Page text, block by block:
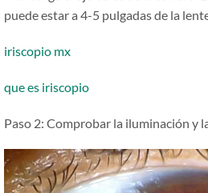
puede estar a 4-5 pulgadas de la
iriscopio mx
que es iriscopio
Paso 2: Comprobar la iluminación y